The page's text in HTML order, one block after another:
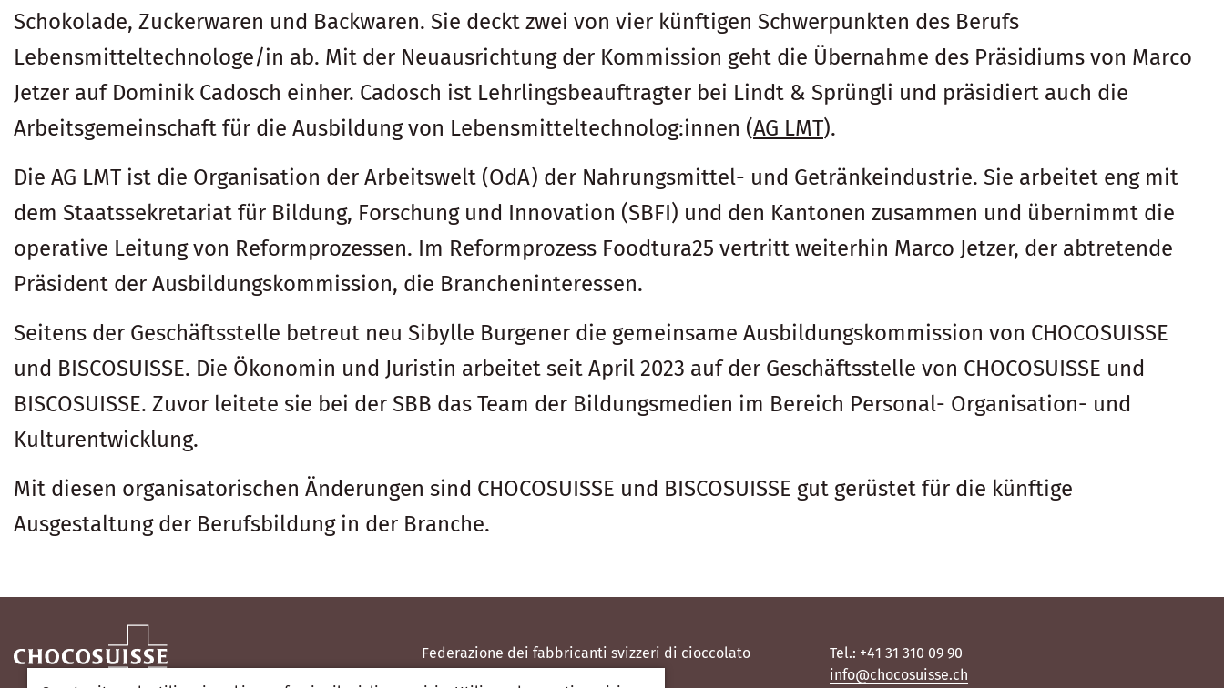
Schokolade, Zuckerwaren und Backwaren. Sie deckt zwei von vier künftigen Schwerpunkten des Berufs
Lebensmitteltechnologe/in ab. Mit der Neuausrichtung der Kommission geht die Übernahme des Präsidiums von Marco
Jetzer auf Dominik Cadosch einher. Cadosch ist Lehrlingsbeauftragter bei Lindt & Sprüngli und präsidiert auch die
Arbeitsgemeinschaft für die Ausbildung von Lebensmitteltechnolog:innen (AG LMT).
Die AG LMT ist die Organisation der Arbeitswelt (OdA) der Nahrungsmittel- und Getränkeindustrie. Sie arbeitet eng mit
dem Staatssekretariat für Bildung, Forschung und Innovation (SBFI) und den Kantonen zusammen und übernimmt die
operative Leitung von Reformprozessen. Im Reformprozess Foodtura25 vertritt weiterhin Marco Jetzer, der abtretende
Präsident der Ausbildungskommission, die Brancheninteressen.
Seitens der Geschäftsstelle betreut neu Sibylle Burgener die gemeinsame Ausbildungskommission von CHOCOSUISSE
und BISCOSUISSE. Die Ökonomin und Juristin arbeitet seit April 2023 auf der Geschäftsstelle von CHOCOSUISSE und
BISCOSUISSE. Zuvor leitete sie bei der SBB das Team der Bildungsmedien im Bereich Personal- Organisation- und
Kulturentwicklung.
Mit diesen organisatorischen Änderungen sind CHOCOSUISSE und BISCOSUISSE gut gerüstet für die künftige
Ausgestaltung der Berufsbildung in der Branche.
Federazione dei fabbricanti svizzeri di cioccolato
Tel.: +41 31 310 09 90
info@chocosuisse.ch